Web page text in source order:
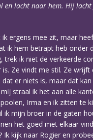
en lacht naar hem. Hij
ergens mee zit, maar
ik hem betrapt heb onder
trek ik niet de verkeerde
Ze vindt me stil. Ze wrijft
er niets is, maar dat
straal ik het aan alle
Irma en ik zitten te
ik mijn broer in de gaten
het goed met elkaar
Ik kijk naar Rogier en